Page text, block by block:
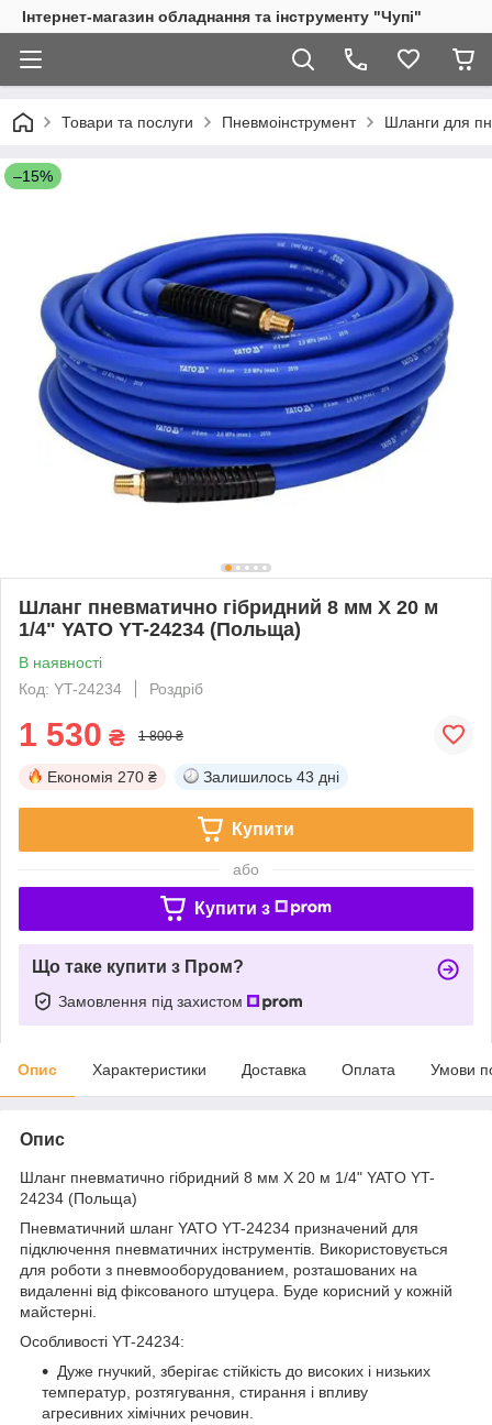
Інтернет-магазин обладнання та інструменту "Чупі"
Товари та послуги Пневмоінструмент Шланги для
–15%
Шланг пневматично гібридний 8 мм X 20 м
1/4" YATO YT-24234 (Польща)
В наявності
Код: YT-24234
Роздріб
1 530 ₴ 1 800 ₴
Економія 270 ₴ Залишилось 43 дні
Купити
або
Купити з
Що таке купити з Пром?
Замовлення під захистом
Опис Характеристики Доставка Оплата Умови
Опис
Шланг пневматично гібридний 8 мм X 20 м 1/4" YATO YT-
24234 (Польща)
Пневматичний шланг YATO YT-24234 призначений для
підключення пневматичних інструментів. Використовується
для роботи з пневмооборудованием, розташованих на
видаленні від фіксованого штуцера. Буде корисний у кожній
майстерні.
Особливості YT-24234:
Дуже гнучкий, зберігає стійкість до високих і низьких
температур, розтягування, стирання і впливу
агресивних хімічних речовин.